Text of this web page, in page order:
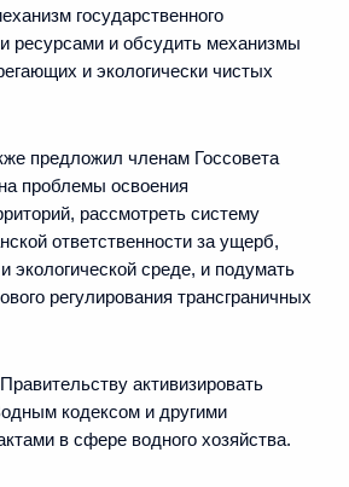
государственного
ресурсами и обсудить механизмы
и экологически чистых
предложил членам Госсовета
проблемы освоения
рассмотреть систему
ответственности за ущерб,
экологической среде, и подумать
регулирования трансграничных
активизировать
кодексом и другими
в сфере водного хозяйства.